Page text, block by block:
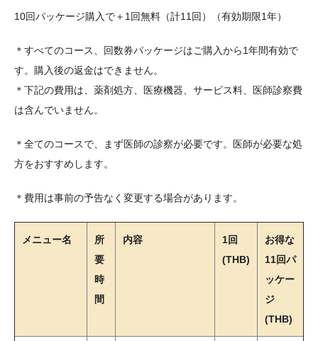
10回パッケージ購入で＋1回無料（計11回）（有効期限1年）
＊すべてのコース、回数券パッケージはご購入から1年間有効で
す。購入後の返金はできません。
＊下記の費用は、薬剤処方、医療機器、サービス料、医師診察費
は含んでいません。
＊全てのコースで、まず医師の診察が必要です。医師が必要な処
方をおすすめします。
＊費用は事前の予告なく変更する場合があります。
メニュー名
所
要
時
間
内容
1回
(THB)
お得な
11回パ
ッケー
ジ
(THB)